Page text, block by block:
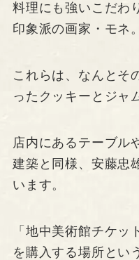
料理にも強いこだわ
印象派の画家・モネ。
これらは、なんとそ
ったクッキーとジャ
店内にあるテーブル
建築と同様、安藤忠
います。
「地中美術館チケッ
を購入する場所とい